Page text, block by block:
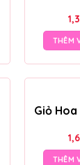
THÊM
Giỏ
THÊM